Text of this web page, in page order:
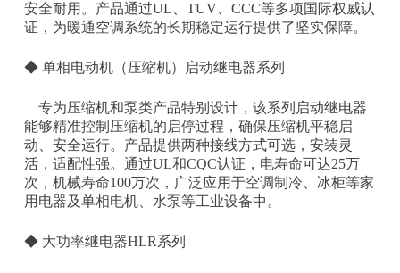
安全耐用。产品通过UL、TUV、CCC等多项国际权威认
证，为暖通空调系统的长期稳定运行提供了坚实保障。
◆ 单相电动机（压缩机）启动继电器系列
专为压缩机和泵类产品特别设计，该系列启动继电器
能够精准控制压缩机的启停过程，确保压缩机平稳启
动、安全运行。产品提供两种接线方式可选，安装灵
活，适配性强。通过UL和CQC认证，电寿命可达25万
次，机械寿命100万次，广泛应用于空调制冷、冰柜等家
用电器及单相电机、水泵等工业设备中。
◆ 大功率继电器HLR系列